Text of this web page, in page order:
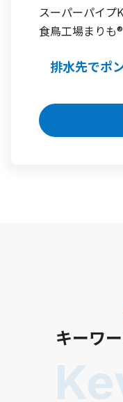
スーパーパイプ
食鳥工場まりも®
排水先でポ
キーワ